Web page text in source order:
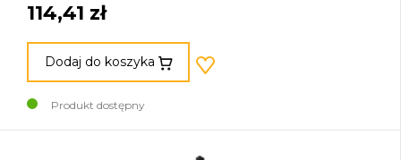
114,41 zł
Dodaj do koszyka
Produkt dostępny